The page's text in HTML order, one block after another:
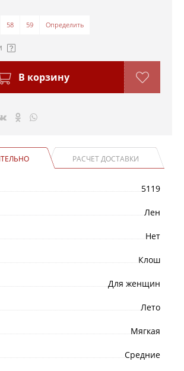
58 59 Определить
В корзину
РАСЧЕТ ДОСТАВКИ
5119
Лен
Нет
Клош
Для женщин
Лето
Мягкая
Средние